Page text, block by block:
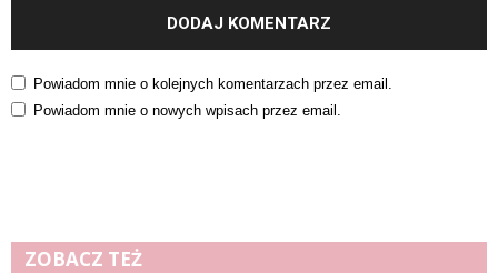
Powiadom mnie o kolejnych komentarzach przez email.
Powiadom mnie o nowych wpisach przez email.
ZOBACZ TEŻ